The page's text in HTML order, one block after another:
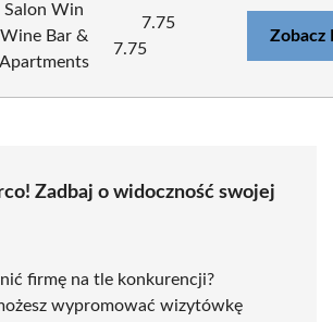
Salon Win
Wine Bar &
Apartments
7.75
7.75
Zobacz
Zadbaj o widoczność swojej
firmę na tle konkurencji?
wypromować wizytówkę